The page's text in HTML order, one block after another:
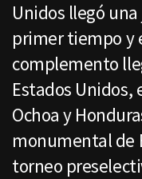
Unidos llegó
primer tiempo y
complemento
Estados Unidos,
Ochoa y
monumental de
torneo